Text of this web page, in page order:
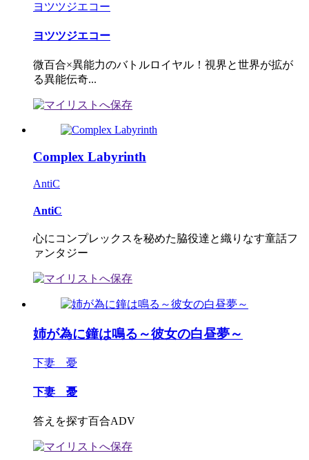
ヨツツジエコー
ヨツツジエコー
微百合×異能力のバトルロイヤル！視界と世界が拡が
る異能伝奇...
Complex Labyrinth
AntiC
AntiC
心にコンプレックスを秘めた脇役達と織りなす童話フ
ァンタジー
姉が為に鐘は鳴る～彼女の白昼夢～
下妻 憂
下妻 憂
答えを探す百合ADV